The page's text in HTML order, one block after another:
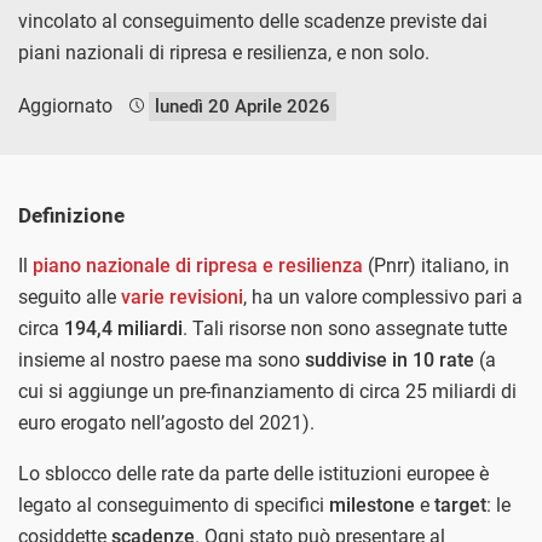
vincolato al conseguimento delle scadenze previste dai
piani nazionali di ripresa e resilienza, e non solo.
Aggiornato lunedì 20 Aprile 2026
Definizione
Il piano nazionale di ripresa e resilienza (Pnrr) italiano, in
seguito alle varie revisioni, ha un valore complessivo pari a
circa 194,4 miliardi. Tali risorse non sono assegnate tutte
insieme al nostro paese ma sono suddivise in 10 rate (a
cui si aggiunge un pre-finanziamento di circa 25 miliardi di
euro erogato nell’agosto del 2021).
Lo sblocco delle rate da parte delle istituzioni europee è
legato al conseguimento di specifici milestone e target: le
cosiddette scadenze. Ogni stato può presentare al